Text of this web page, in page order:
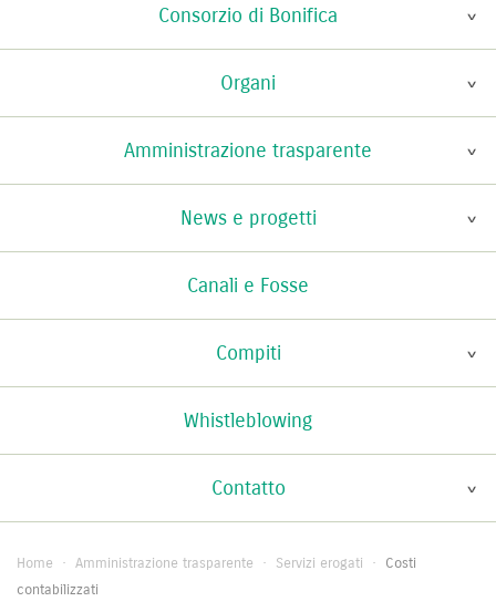
Consorzio di Bonifica
Organi
Amministrazione trasparente
News e progetti
Canali e Fosse
Compiti
Whistleblowing
Contatto
Home · Amministrazione trasparente · Servizi erogati · Costi
contabilizzati